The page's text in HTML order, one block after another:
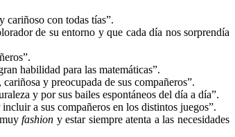
cariñoso con todas tías”.
de su entorno y que cada día nos sorprendía
habilidad para las matemáticas”.
y preocupada de sus compañeros”.
y por sus bailes espontáneos del día a día”.
a sus compañeros en los distintos juegos”.
muyfashion y estar siempre atenta a las necesidades